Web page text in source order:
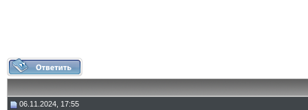
06.11.2024, 17:55